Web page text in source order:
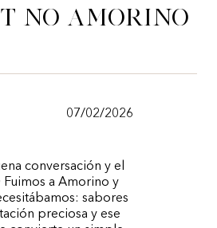
no Amorino
07/02/2026
conversación y el
a Amorino y
sabores
preciosa y ese